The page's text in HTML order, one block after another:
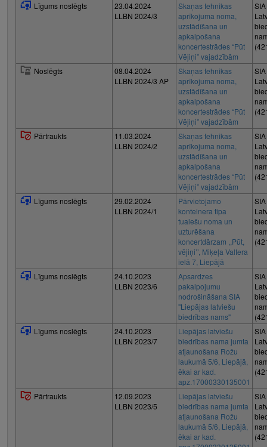
Līgums noslēgts
23.04.2024
LLBN 2024/3
Skaņas tehnikas
aprīkojuma noma,
uzstādīšana un
apkalpošana
koncertestrādes “Pūt
Vējiņi” vajadzībām
Noslēgts
08.04.2024
LLBN 2024/3 AP
Skaņas tehnikas
aprīkojuma noma,
uzstādīšana un
apkalpošana
koncertestrādes “Pūt
Vējiņi” vajadzībām
Pārtraukts
11.03.2024
LLBN 2024/2
Skaņas tehnikas
aprīkojuma noma,
uzstādīšana un
apkalpošana
koncertestrādes “Pūt
Vējiņi” vajadzībām
Līgums noslēgts
29.02.2024
LLBN 2024/1
Pārvietojamo
konteinera tipa
tualešu noma un
uzturēšana
koncertdārzam ,,Pūt,
vējiņi’’, Miķeļa Valtera
ielā 7, Liepājā
Līgums noslēgts
24.10.2023
LLBN 2023/6
Apsardzes
pakalpojumu
nodrošināšana SIA
"Liepājas latviešu
biedrības nams"
Līgums noslēgts
24.10.2023
LLBN 2023/7
Liepājas latviešu
biedrības nama jumta
atjaunošana Rožu
laukumā 5/6, Liepājā,
ēkai ar kad.
apz.17000330135001
Pārtraukts
12.09.2023
LLBN 2023/5
Liepājas latviešu
biedrības nama jumta
atjaunošana Rožu
laukumā 5/6, Liepājā,
ēkai ar kad.